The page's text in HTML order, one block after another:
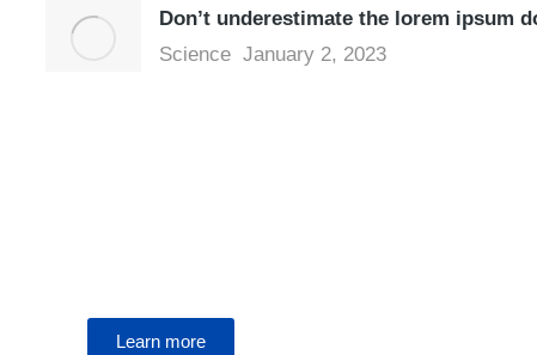
Don’t underestimate the lorem ipsum
Science January 2, 2023
Learn more